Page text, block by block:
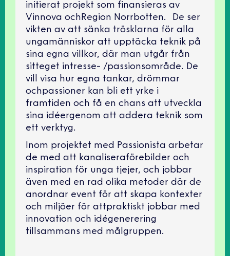
initierat projekt som ﬁnansieras av
Vinnova ochRegion Norrbotten. De ser
vikten av att sänka trösklarna för alla
ungamänniskor att upptäcka teknik på
sina egna villkor, där man utgår från
sitteget intresse- /passionsområde. De
vill visa hur egna tankar, drömmar
ochpassioner kan bli ett yrke i
framtiden och få en chans att utveckla
sina idéergenom att addera teknik som
ett verktyg.
Inom projektet med Passionista arbetar
de med att kanaliseraförebilder och
inspiration för unga tjejer, och jobbar
även med en rad olika metoder där de
anordnar event för att skapa kontexter
och miljöer för attpraktiskt jobbar med
innovation och idégenerering
tillsammans med målgruppen.